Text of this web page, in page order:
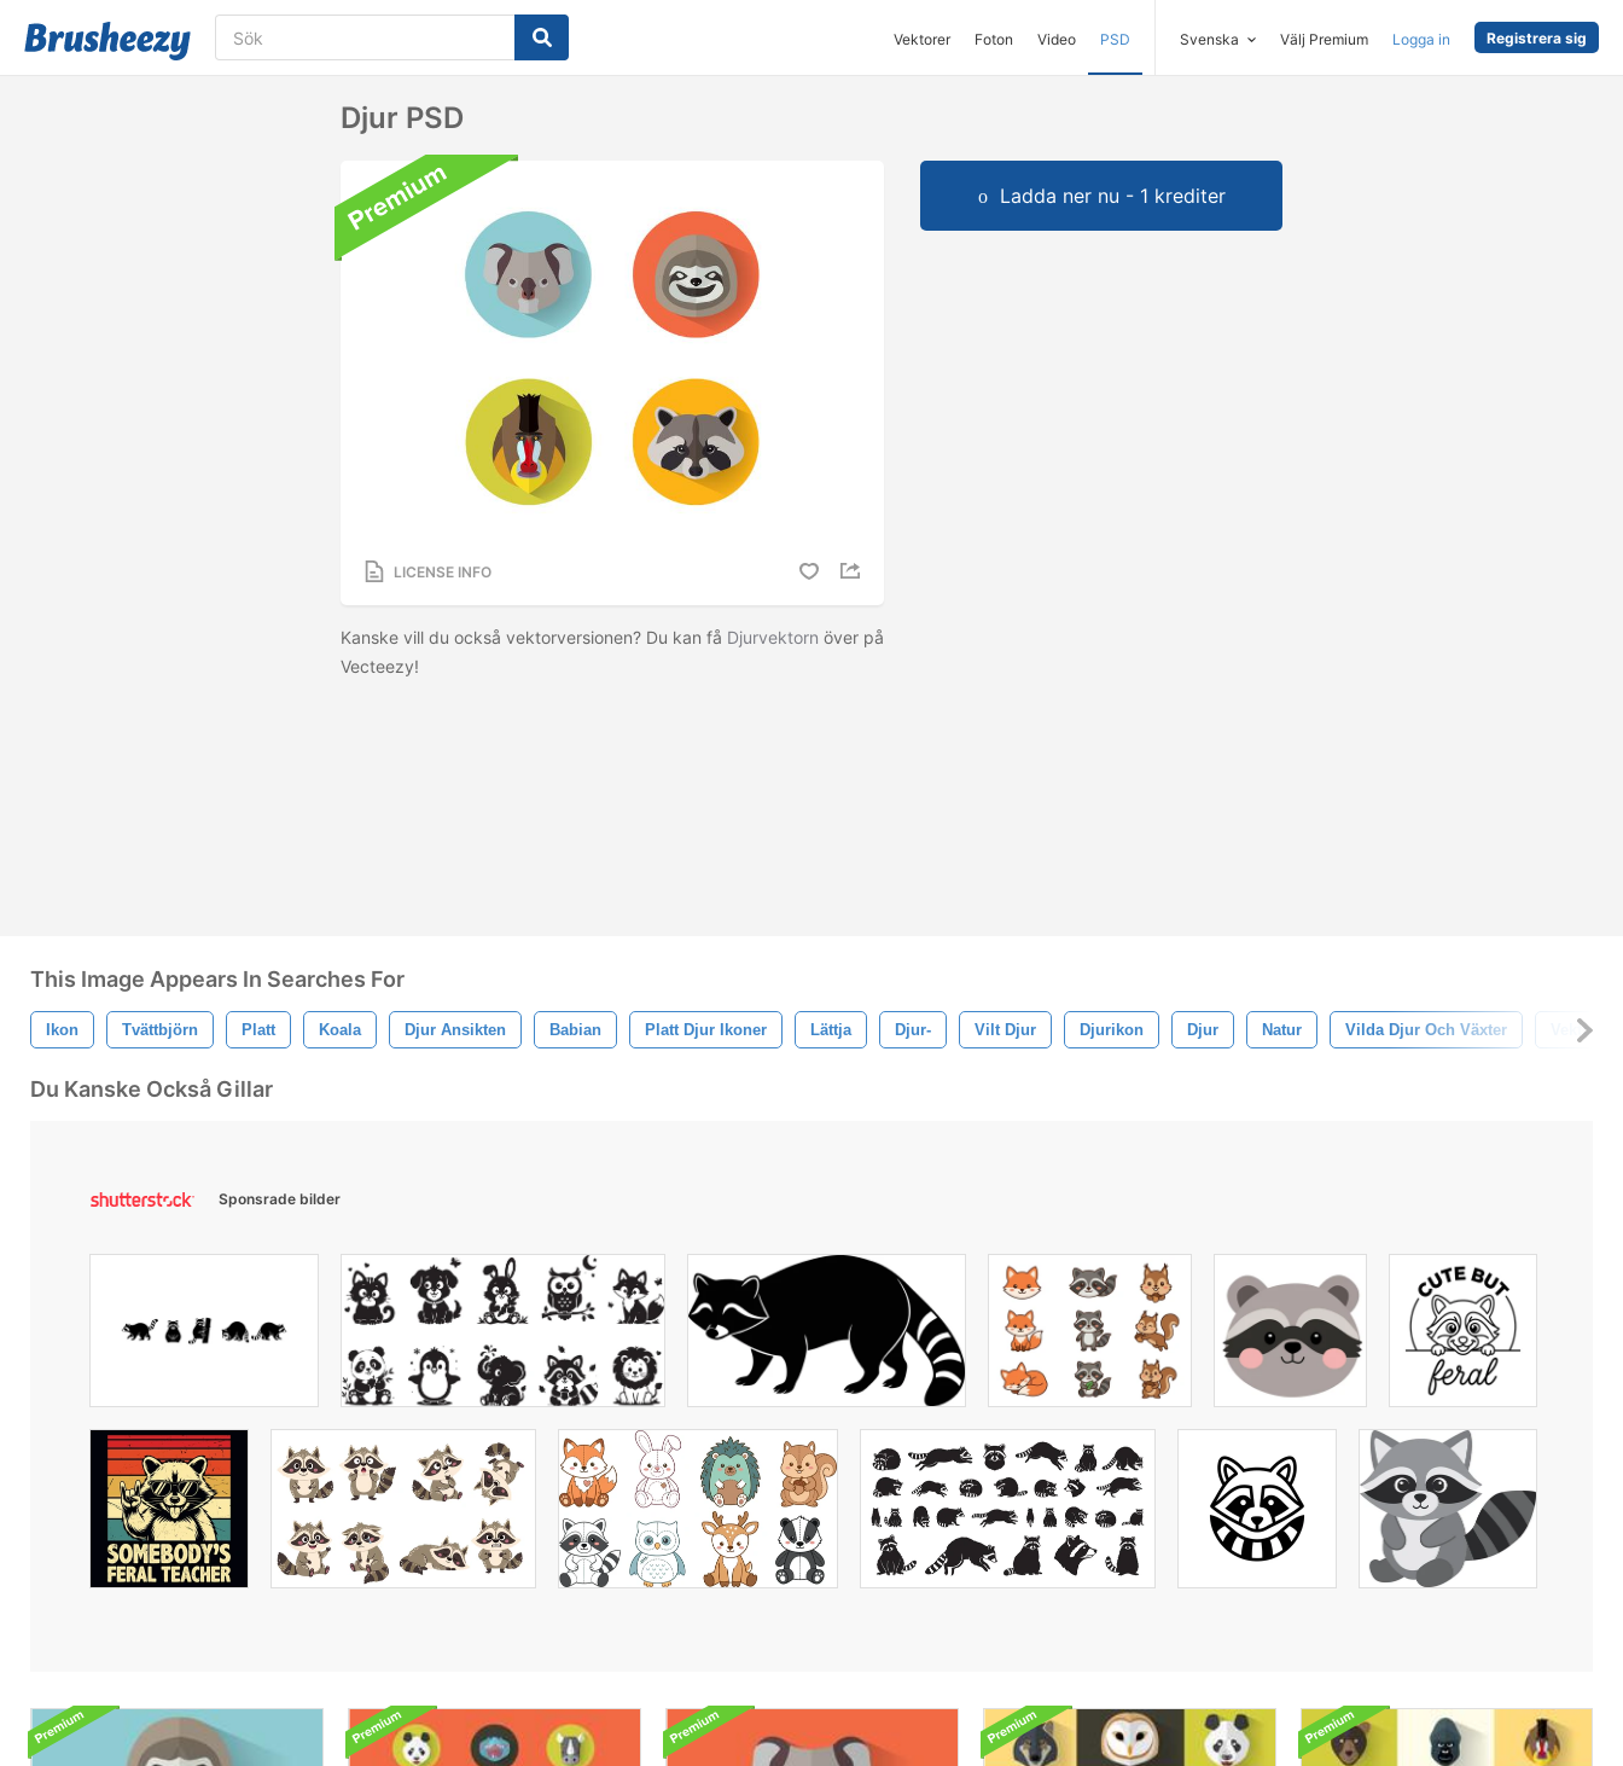
Vektorer Foton Video PSD Svenska Välj Premium Logga in Registrera sig
Djur PSD
LICENSE INFO
Kanske vill du också vektorversionen? Du kan få Djurvektorn över på
Vecteezy!
Ladda ner nu - 1 krediter
This Image Appears In Searches For
Ikon Tvättbjörn Platt Koala Djur Ansikten Babian Platt Djur Ikoner Lättja Djur- Vilt Djur Djurikon Djur Natur Vilda Djur Och Växter Vektor
Du Kanske Också Gillar
Sponsrade bilder